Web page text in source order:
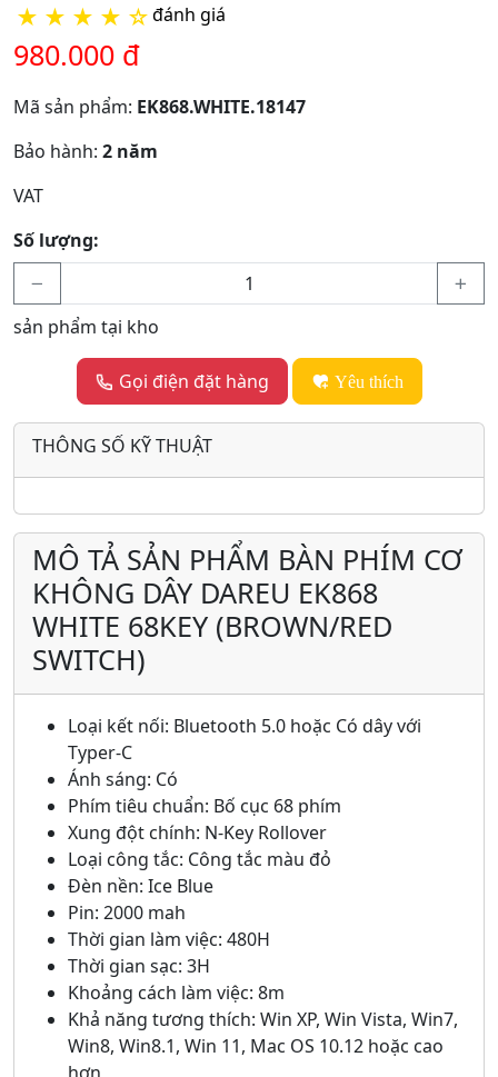
★ ★ ★ ★ ☆đánh giá
980.000 đ
Mã sản phẩm: EK868.WHITE.18147
Bảo hành: 2 năm
VAT
Số lượng:
sản phẩm tại kho
Gọi điện đặt hàng Yêu thích
THÔNG SỐ KỸ THUẬT
MÔ TẢ SẢN PHẨM BÀN PHÍM CƠ
KHÔNG DÂY DAREU EK868
WHITE 68KEY (BROWN/RED
SWITCH)
Loại kết nối: Bluetooth 5.0 hoặc Có dây với
Typer-C
Ánh sáng: Có
Phím tiêu chuẩn: Bố cục 68 phím
Xung đột chính: N-Key Rollover
Loại công tắc: Công tắc màu đỏ
Đèn nền: Ice Blue
Pin: 2000 mah
Thời gian làm việc: 480H
Thời gian sạc: 3H
Khoảng cách làm việc: 8m
Khả năng tương thích: Win XP, Win Vista, Win7,
Win8, Win8.1, Win 11, Mac OS 10.12 hoặc cao